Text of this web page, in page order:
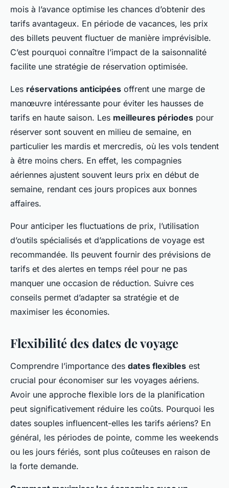
mois à l’avance optimise les chances d’obtenir des
tarifs avantageux. En période de vacances, les prix
des billets peuvent fluctuer de manière imprévisible.
C’est pourquoi connaître l’impact de la saisonnalité
facilite une stratégie de réservation optimisée.
Les réservations anticipées offrent une marge de
manœuvre intéressante pour éviter les hausses de
tarifs en haute saison. Les meilleures périodes pour
réserver sont souvent en milieu de semaine, en
particulier les mardis et mercredis, où les vols tendent
à être moins chers. En effet, les compagnies
aériennes ajustent souvent leurs prix en début de
semaine, rendant ces jours propices aux bonnes
affaires.
Pour anticiper les fluctuations de prix, l’utilisation
d’outils spécialisés et d’applications de voyage est
recommandée. Ils peuvent fournir des prévisions de
tarifs et des alertes en temps réel pour ne pas
manquer une occasion de réduction. Suivre ces
conseils permet d’adapter sa stratégie et de
maximiser les économies.
Flexibilité des dates de voyage
Comprendre l’importance des dates flexibles est
crucial pour économiser sur les voyages aériens.
Avoir une approche flexible lors de la planification
peut significativement réduire les coûts. Pourquoi les
dates souples influencent-elles les tarifs aériens? En
général, les périodes de pointe, comme les weekends
ou les jours fériés, sont plus coûteuses en raison de
la forte demande.